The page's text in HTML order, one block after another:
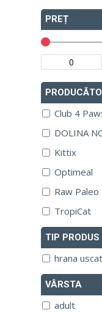
PREȚ
Club 4
DOLINA
Kittix
Optimeal
Raw Paleo
TropiCat
VÂRSTA
adult
TIP PRODUS
hrana